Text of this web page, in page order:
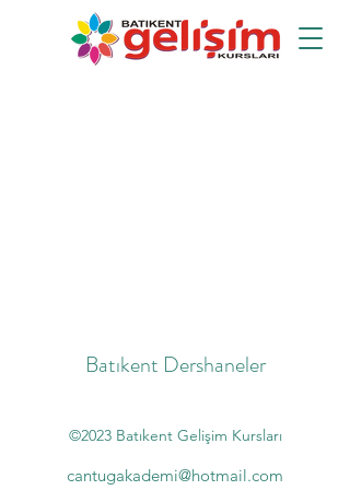
Batıkent Dershaneler
©2023 Batıkent Gelişim Kursları
cantugakademi@hotmail.com